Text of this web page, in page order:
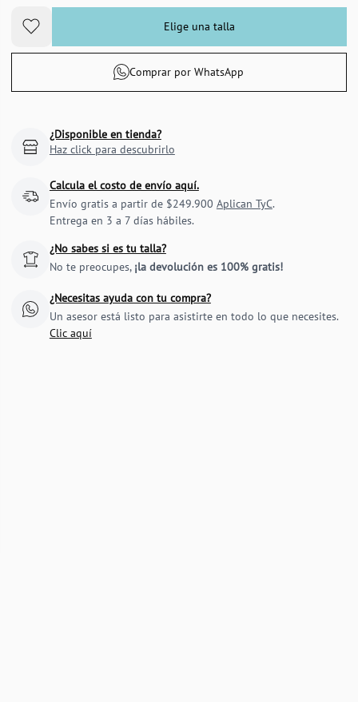
Elige una talla
Comprar por WhatsApp
¿Disponible en tienda?
Haz click para descubrirlo
Calcula el costo de envío aquí.
Envío gratis a partir de $249.900 Aplican TyC.
Entrega en 3 a 7 días hábiles.
¿No sabes si es tu talla?
No te preocupes, ¡la devolución es 100% gratis!
¿Necesitas ayuda con tu compra?
Un asesor está listo para asistirte en todo lo que necesites.
Clic aquí